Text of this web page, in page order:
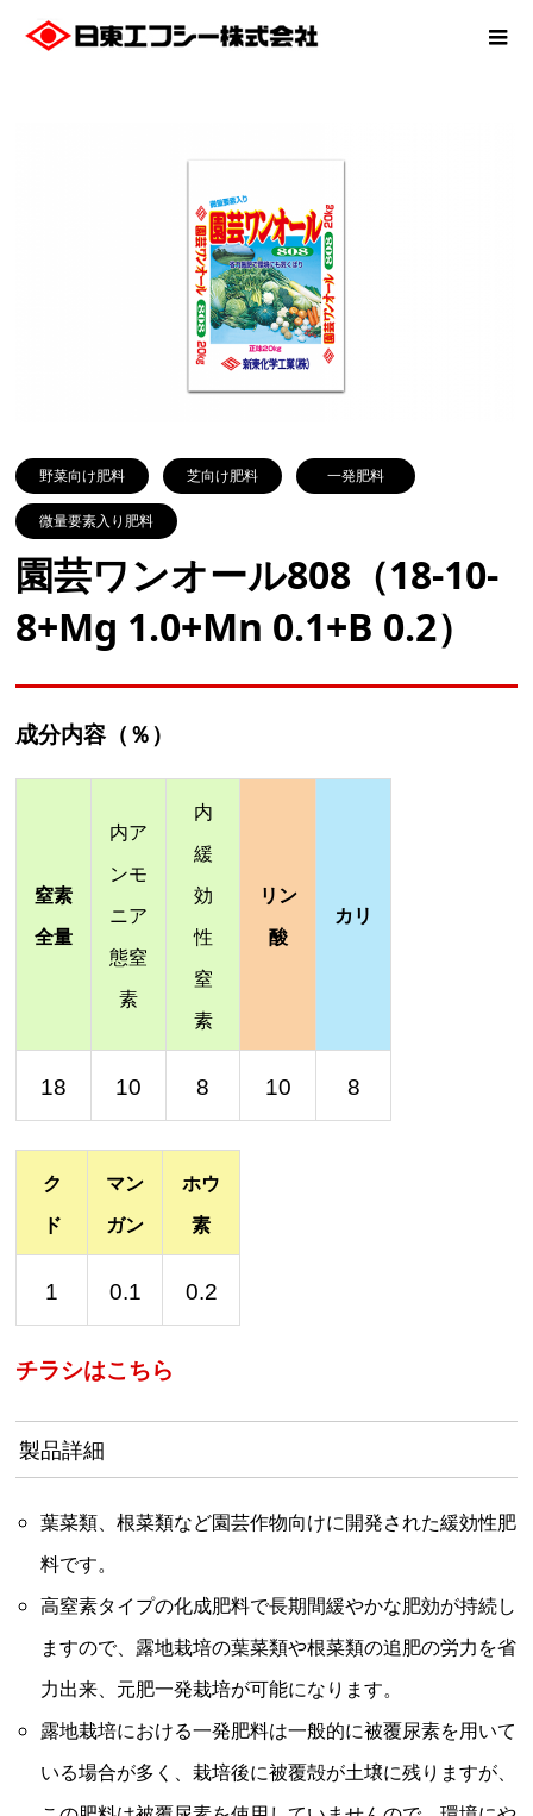
野菜向け肥料 芝向け肥料 一発肥料
微量要素入り肥料
園芸ワンオール808（18-10-
8+Mg 1.0+Mn 0.1+B 0.2）
成分内容（％）
窒素
全量
内ア
ンモ
ニア
態窒
素
内
緩
効
性
窒
素
リン
酸
カリ
18 10 8 10 8
ク
ド
マン
ガン
ホウ
素
1 0.1 0.2
チラシはこちら
製品詳細
葉菜類、根菜類など園芸作物向けに開発された緩効性肥
料です。
高窒素タイプの化成肥料で長期間緩やかな肥効が持続し
ますので、露地栽培の葉菜類や根菜類の追肥の労力を省
力出来、元肥一発栽培が可能になります。
露地栽培における一発肥料は一般的に被覆尿素を用いて
いる場合が多く、栽培後に被覆殻が土壌に残りますが、